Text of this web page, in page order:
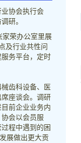
协会执行会
研。
荣办公室里展
及行业共性问
务平台，定时
齿科设备、医
座谈会。调研
前企业业务内
会以会员服
程中遇到的困
展做出更大贡